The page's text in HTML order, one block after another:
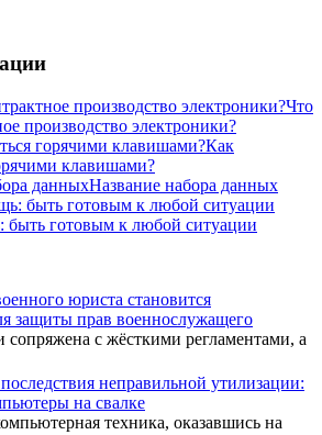
Что
производство электроники?
Как
клавишами?
Название набора данных
быть готовым к любой ситуации
юриста становится
защиты прав военнослужащего
с жёсткими регламентами, а
неправильной утилизации:
на свалке
техника, оказавшись на